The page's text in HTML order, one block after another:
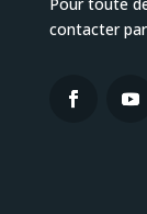
contacter